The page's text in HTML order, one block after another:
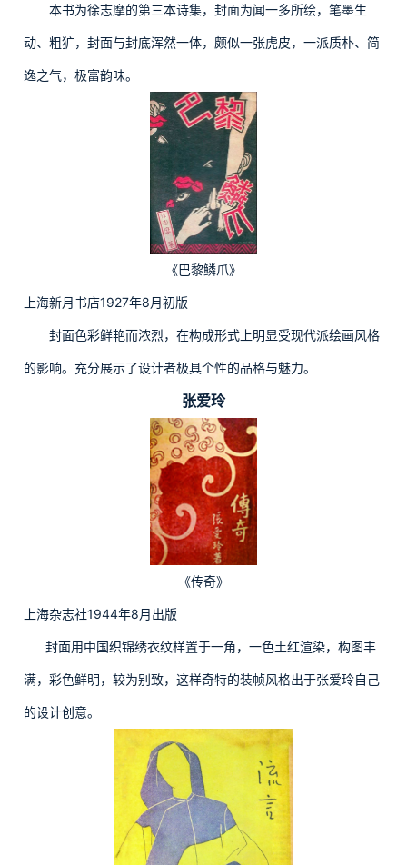
本书为徐志摩的第三本诗集，封面为闻一多所绘，笔墨生
动、粗犷，封面与封底浑然一体，颇似一张虎皮，一派质朴、简
逸之气，极富韵味。
《巴黎鳞爪》
上海新月书店1927年8月初版
封面色彩鲜艳而浓烈，在构成形式上明显受现代派绘画风格
的影响。充分展示了设计者极具个性的品格与魅力。
张爱玲
《传奇》
上海杂志社1944年8月出版
封面用中国织锦绣衣纹样置于一角，一色土红渲染，构图丰
满，彩色鲜明，较为别致，这样奇特的装帧风格出于张爱玲自己
的设计创意。